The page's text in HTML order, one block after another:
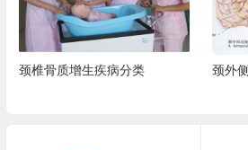
颈椎骨质增生疾病分类 颈外侧